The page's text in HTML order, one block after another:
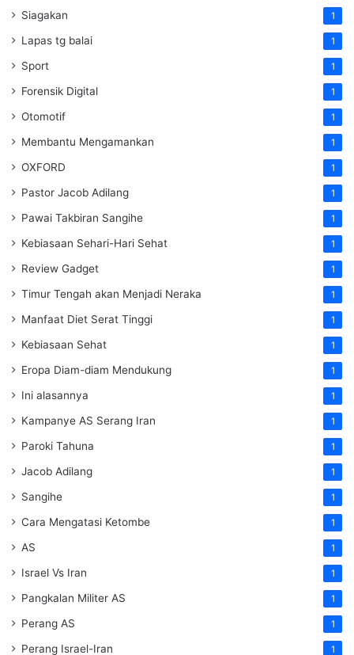
Siagakan 1
Lapas tg balai 1
Sport 1
Forensik Digital 1
Otomotif 1
Membantu Mengamankan 1
OXFORD 1
Pastor Jacob Adilang 1
Pawai Takbiran Sangihe 1
Kebiasaan Sehari-Hari Sehat 1
Review Gadget 1
Timur Tengah akan Menjadi Neraka 1
Manfaat Diet Serat Tinggi 1
Kebiasaan Sehat 1
Eropa Diam-diam Mendukung 1
Ini alasannya 1
Kampanye AS Serang Iran 1
Paroki Tahuna 1
Jacob Adilang 1
Sangihe 1
Cara Mengatasi Ketombe 1
AS 1
Israel Vs Iran 1
Pangkalan Militer AS 1
Perang AS 1
Perang Israel-Iran 1